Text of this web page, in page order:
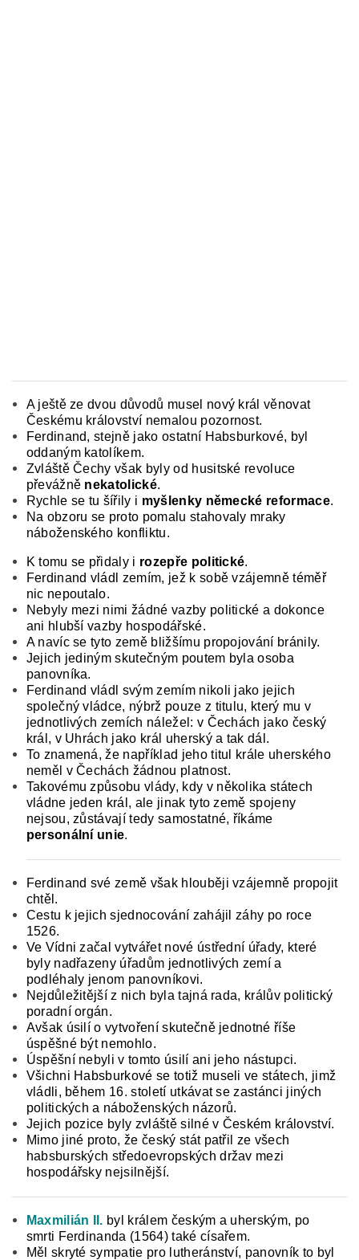
A ještě ze dvou důvodů musel nový král věnovat
Českému království nemalou pozornost.
Ferdinand, stejně jako ostatní Habsburkové, byl
odda­ným katolíkem.
Zvláště Čechy však byly od husit­ské revoluce
převážně nekatolické.
Rychle se tu šířily i myšlenky německé reformace.
Na obzoru se proto pomalu stahovaly mraky
náboženského kon­fliktu.
K tomu se přidaly i rozepře politické.
Ferdinand vládl zemím, jež k sobě vzájemně téměř
nic nepoutalo.
Nebyly mezi nimi žádné vazby politické a dokonce
ani hlubší vazby hospodářské.
A navíc se tyto země bližšímu propojování bránily.
Jejich jediným skutečným poutem byla osoba
panovníka.
Ferdinand vládl svým zemím nikoli jako jejich
společný vládce, nýbrž pouze z titulu, který mu v
jednotlivých zemích náležel: v Čechách jako čes­ký
král, v Uhrách jako král uherský a tak dál.
To znamená, že například jeho titul krále uherského
neměl v Čechách žádnou platnost.
Takovému způ­sobu vlády, kdy v několika státech
vládne jeden král, ale jinak tyto země spojeny
nejsou, zůstávají tedy samostatné, říkáme
personální unie.
Ferdinand své země však hlouběji vzájemně propojit
chtěl.
Cestu k jejich sjednocování zahájil záhy po roce
1526.
Ve Vídni začal vytvářet nové ústřední úřady, které
byly nadřazeny úřadům jed­notlivých zemí a
podléhaly jenom panovníkovi.
Nejdůležitější z nich byla tajná rada, králův politic­ký
poradní orgán.
Avšak úsilí o vytvoření skutečně jednotné říše
úspěšné být nemohlo.
Úspěšní nebyli v tomto úsilí ani jeho nástupci.
Všichni Habsbur­kové se totiž museli ve státech, jimž
vládli, během 16. století utkávat se zastánci jiných
politických a náboženských názorů.
Jejich pozice byly zvláště silné v Českém království.
Mimo jiné proto, že český stát patřil ze všech
habsburských středoevrop­ských držav mezi
hospodářsky nejsilnější.
Maxmilián II. byl králem českým a uherským, po
smrti Ferdinanda (1564) také císařem.
Měl skryté sympatie pro lutheránství, panovník to byl